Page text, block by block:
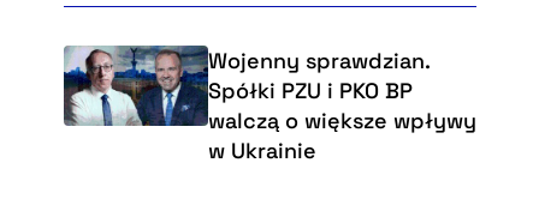
Wojenny sprawdzian.
Spółki PZU i PKO BP
walczą o większe wpływy
w Ukrainie